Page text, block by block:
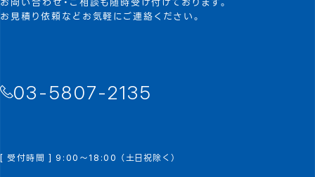
お問い合わせ・ご相談も随時受け付けております。
お見積り依頼などお気軽にご連絡ください。
03-5807-2135
[ 受付時間 ] 9:00～18:00 （土日祝除く）